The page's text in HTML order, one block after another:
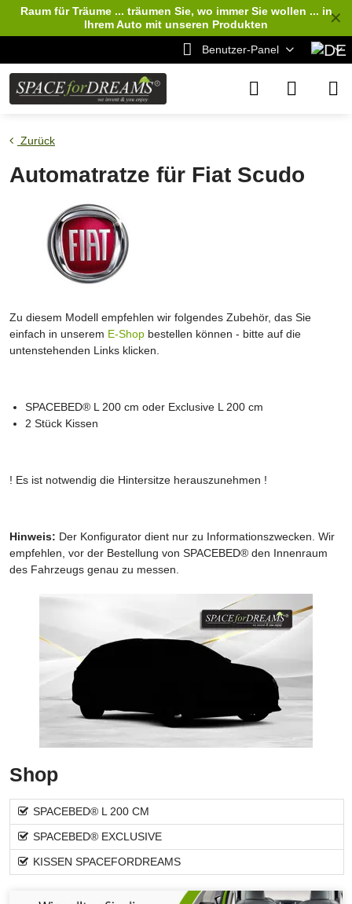
✕
Raum für Träume ... träumen Sie, wo immer Sie wollen ... in
Ihrem Auto mit unseren Produkten
Benutzer-Panel
Zurück
Automatratze für Fiat Scudo
Zu diesem Modell empfehlen wir folgendes Zubehör, das Sie
einfach in unserem E-Shop bestellen können - bitte auf die
untenstehenden Links klicken.
SPACEBED® L 200 cm oder Exclusive L 200 cm
2 Stück Kissen
! Es ist notwendig die Hintersitze herauszunehmen !
Hinweis: Der Konfigurator dient nur zu Informationszwecken. Wir
empfehlen, vor der Bestellung von SPACEBED® den Innenraum
des Fahrzeugs genau zu messen.
Shop
SPACEBED® L 200 CM
SPACEBED® EXCLUSIVE
KISSEN SPACEFORDREAMS